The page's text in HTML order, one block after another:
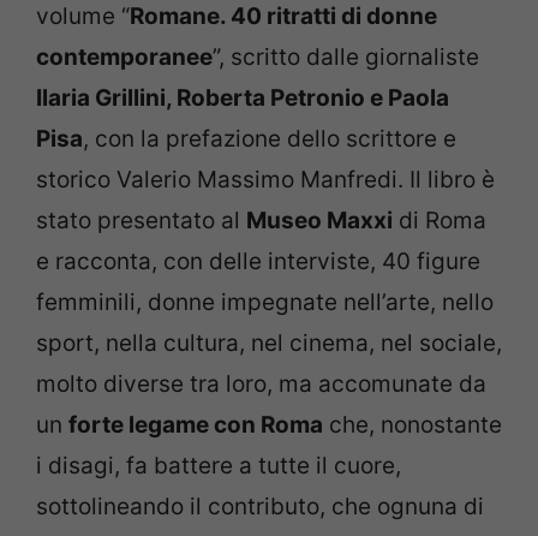
volume “Romane. 40 ritratti di donne
contemporanee”, scritto dalle giornaliste
Ilaria Grillini, Roberta Petronio e Paola
Pisa, con la prefazione dello scrittore e
storico Valerio Massimo Manfredi. Il libro è
stato presentato al Museo Maxxi di Roma
e racconta, con delle interviste, 40 figure
femminili, donne impegnate nell’arte, nello
sport, nella cultura, nel cinema, nel sociale,
molto diverse tra loro, ma accomunate da
un forte legame con Roma che, nonostante
i disagi, fa battere a tutte il cuore,
sottolineando il contributo, che ognuna di